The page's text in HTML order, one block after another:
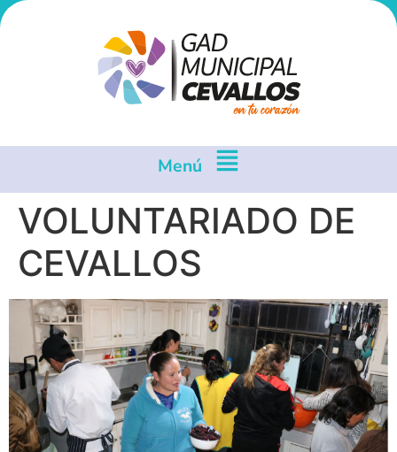
Menú
VOLUNTARIADO DE
CEVALLOS